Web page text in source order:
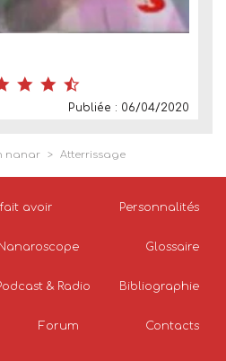
Publiée : 06/04/2020
nanar Atterrissage
avoir Personnalités
Glossaire
& Radio Bibliographie
Forum Contacts